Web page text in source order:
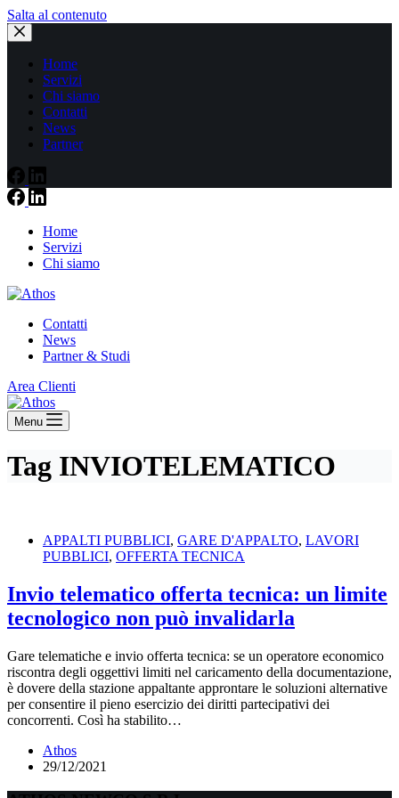
Salta al contenuto
Home
Servizi
Chi siamo
Contatti
News
Partner
Home
Servizi
Chi siamo
Contatti
News
Partner & Studi
Area Clienti
Menu
Tag INVIOTELEMATICO
APPALTI PUBBLICI, GARE D'APPALTO, LAVORI
PUBBLICI, OFFERTA TECNICA
Invio telematico offerta tecnica: un limite
tecnologico non può invalidarla
Gare telematiche e invio offerta tecnica: se un operatore economico
riscontra degli oggettivi limiti nel caricamento della documentazione,
è dovere della stazione appaltante approntare le soluzioni alternative
per consentire il pieno esercizio dei diritti partecipativi dei
concorrenti. Così ha stabilito…
Athos
29/12/2021